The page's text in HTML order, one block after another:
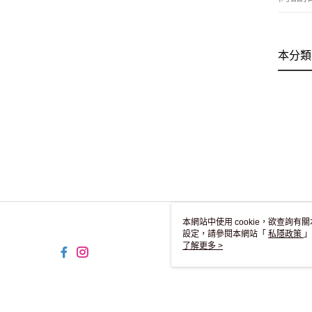
本分
本網站中使用 cookie，欲查詢有
設定，請參閱本網站「 私隱政策
用 cookie。
了解更多 >